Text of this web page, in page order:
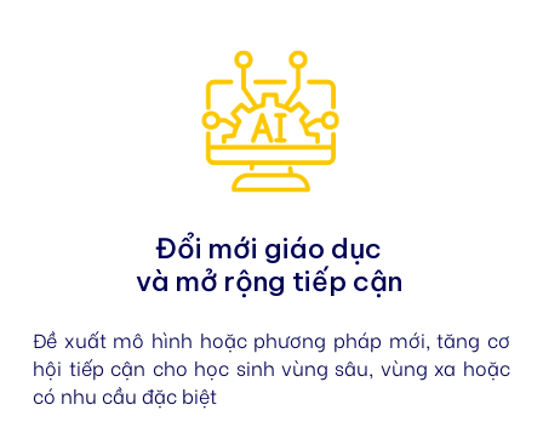
Đổi mới giáo dục
và mở rộng tiếp cận
Đề xuất mô hình hoặc phương pháp mới, tăng cơ
hội tiếp cận cho học sinh vùng sâu, vùng xa hoặc
có nhu cầu đặc biệt